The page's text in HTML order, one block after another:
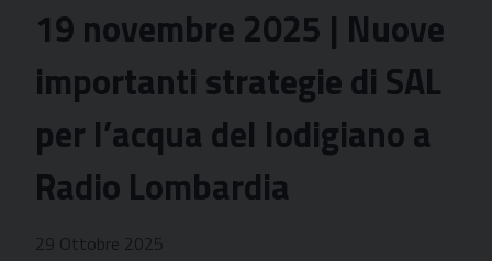
19 novembre 2025 | Nuove
importanti strategie di SAL
per l’acqua del lodigiano a
Radio Lombardia
29 Ottobre 2025